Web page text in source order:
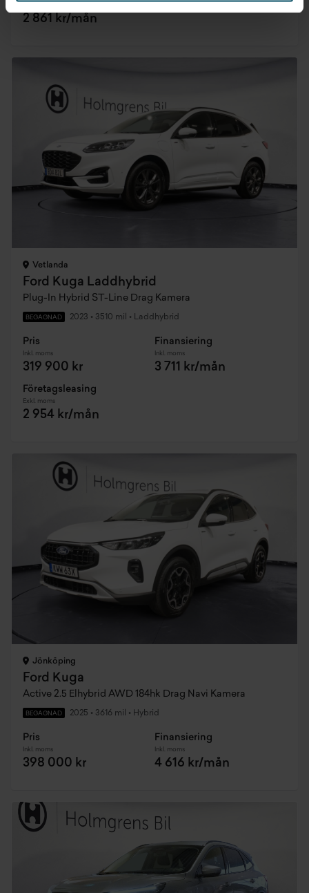
2 861 kr/mån
Vetlanda
Ford Kuga Laddhybrid
Plug-In Hybrid ST-Line Drag Kamera
BEGAGNAD 2023 • 3510 mil • Laddhybrid
Pris
Inkl. moms
319 900 kr
Finansiering
Inkl. moms
3 711 kr/mån
Företagsleasing
Exkl. moms
2 954 kr/mån
Jönköping
Ford Kuga
Active 2.5 Elhybrid AWD 184hk Drag Navi Kamera
BEGAGNAD 2025 • 3616 mil • Hybrid
Pris
Inkl. moms
398 000 kr
Finansiering
Inkl. moms
4 616 kr/mån